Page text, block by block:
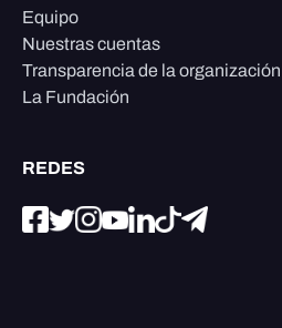
Equipo
Nuestras cuentas
Transparencia de la organización
La Fundación
REDES